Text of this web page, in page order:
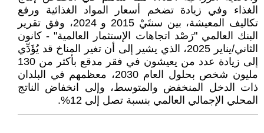
الغذاء وفي زيادة تضخم أسعار المواد الغذائية ورفع
تكاليف المعيشة، بين سنتَيْ 2015 و 2024، وفق تقرير
البنك العالمي "رَصْد اتجاهات الإستثمار العالمية" - كانون
الثاني/يناير 2025، الذي يشير إلى أن تغير المناخ قد يُؤَدِّي
إلى زيادة عدد من يعيشون في فقر مدقع بأكثر من 130
مليون شخص بحلول العام 2030، معظمهم في البلدان
ذات الدخل المنخفض والمتوسط، وإلى انخفاض الناتج
المحلي الإجمالي العالمي بنسبة تصل إلى 12%.